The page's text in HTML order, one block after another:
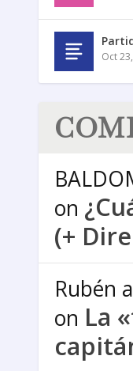
Oct
on
(+
Rubén
on La